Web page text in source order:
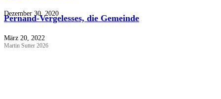
Dezember 30, 2020
Pernand-Vergelesses, die Gemeinde
März 20, 2022
Martin Sutter 2026